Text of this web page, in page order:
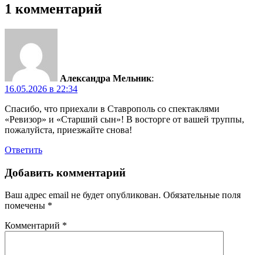
1 комментарий
Александра Мельник:
16.05.2026 в 22:34
Спасибо, что приехали в Ставрополь со спектаклями
«Ревизор» и «Старший сын»! В восторге от вашей труппы,
пожалуйста, приезжайте снова!
Ответить
Добавить комментарий
Ваш адрес email не будет опубликован. Обязательные поля
помечены *
Комментарий *